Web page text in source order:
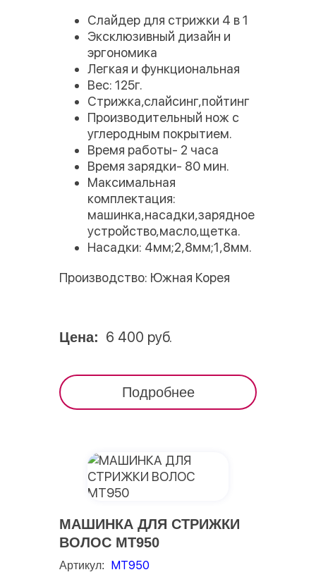
Слайдер для стрижки 4 в 1
Эксклюзивный дизайн и
эргономика
Легкая и функциональная
Вес: 125г.
Стрижка,слайсинг,пойтинг
Производительный нож с
углеродным покрытием.
Время работы- 2 часа
Время зарядки- 80 мин.
Максимальная
комплектация:
машинка,насадки,зарядное
устройство,масло,щетка.
Насадки: 4мм;2,8мм;1,8мм.
Производство: Южная Корея
Цена: 6 400 руб.
Подробнее
МАШИНКА ДЛЯ СТРИЖКИ
ВОЛОС MT950
Артикул: MT950